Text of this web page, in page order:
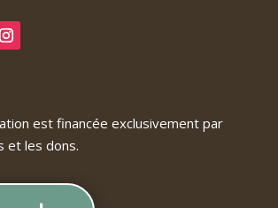
est financée exclusivement par
et les dons.